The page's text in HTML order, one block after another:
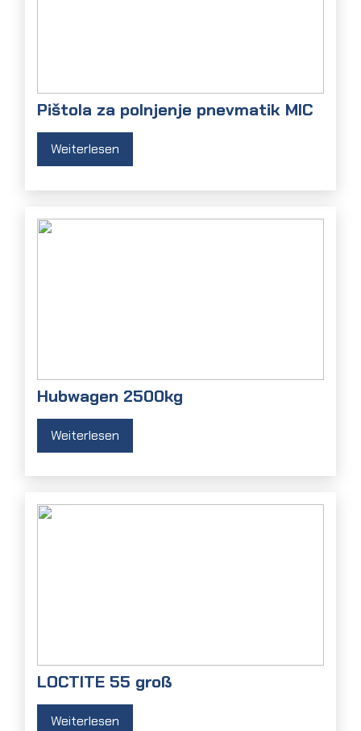
Pištola za polnjenje pnevmatik MIC
Weiterlesen
Hubwagen 2500kg
Weiterlesen
LOCTITE 55 groß
Weiterlesen